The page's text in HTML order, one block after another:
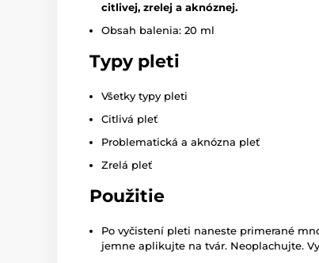
citlivej, zrelej a aknóznej.
Obsah balenia: 20 ml
Typy pleti
Všetky typy pleti
Citlivá pleť
Problematická a aknózna pleť
Zrelá pleť
Použitie
Po vyčistení pleti naneste primerané
jemne aplikujte na tvár. Neoplachujte.